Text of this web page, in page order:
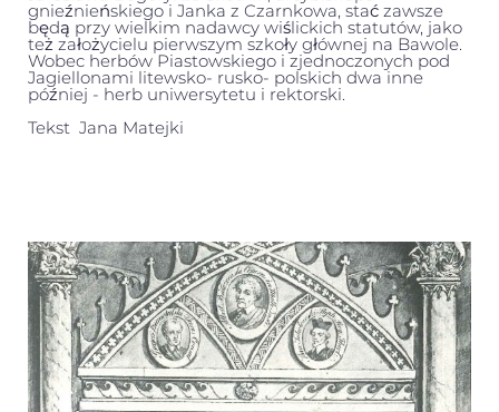
gnieźnieńskiego i Janka z Czarnkowa, stać zawsze
będą przy wielkim nadawcy wiślickich statutów, jako
też założycielu pierwszym szkoły głównej na Bawole.
Wobec herbów Piastowskiego i zjednoczonych pod
Jagiellonami litewsko- rusko- polskich dwa inne
później - herb uniwersytetu i rektorski.
Tekst Jana Matejki